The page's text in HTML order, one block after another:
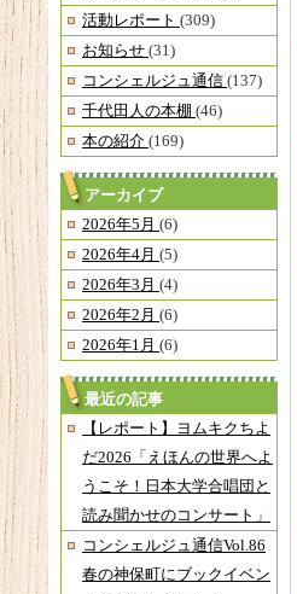
活動レポート (309)
お知らせ (31)
コンシェルジュ通信 (137)
千代田人の本棚 (46)
本の紹介 (169)
アーカイブ
2026年5月 (6)
2026年4月 (5)
2026年3月 (4)
2026年2月 (6)
2026年1月 (6)
最近の記事
【レポート】ヨムキクちよ
だ2026「えほんの世界へよ
うこそ！日本大学合唱団と
読み聞かせのコンサート」
コンシェルジュ通信Vol.86
春の神保町にブックイベン